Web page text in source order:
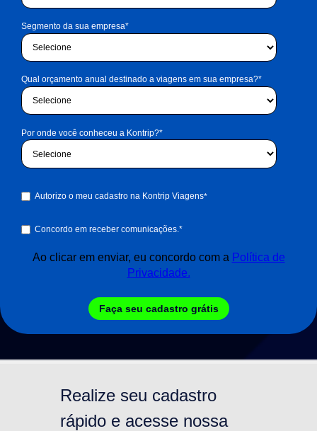
Segmento da sua empresa*
Qual orçamento anual destinado a viagens em sua empresa?*
Por onde você conheceu a Kontrip?*
Autorizo o meu cadastro na Kontrip Viagens*
Concordo em receber comunicações.*
Ao clicar em enviar, eu concordo com a Política de
Privacidade.
Realize seu cadastro
rápido e acesse nossa